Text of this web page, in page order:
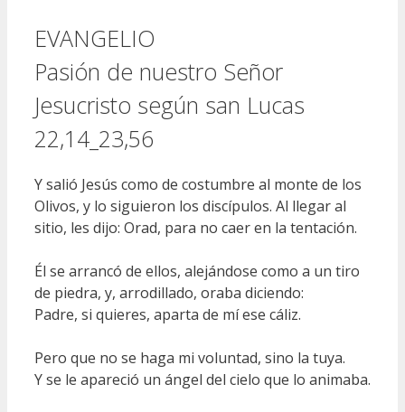
EVANGELIO
Pasión de nuestro Señor
Jesucristo según san Lucas
22,14_23,56
Y salió Jesús como de costumbre al monte de los
Olivos, y lo siguieron los discípulos. Al llegar al
sitio, les dijo: Orad, para no caer en la tentación.
Él se arrancó de ellos, alejándose como a un tiro
de piedra, y, arrodillado, oraba diciendo:
Padre, si quieres, aparta de mí ese cáliz.
Pero que no se haga mi voluntad, sino la tuya.
Y se le apareció un ángel del cielo que lo animaba.